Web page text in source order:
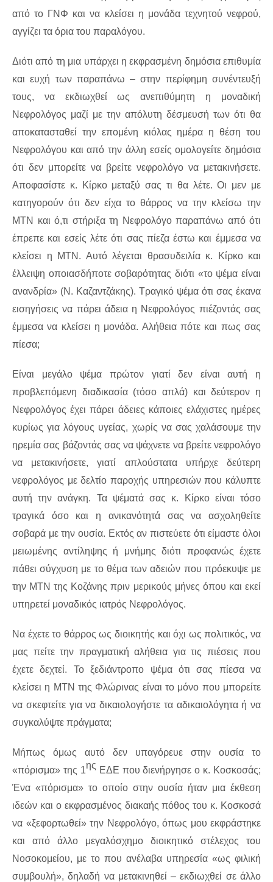
από το ΓΝΦ και να κλείσει η μονάδα τεχνητού νεφρού,
αγγίζει τα όρια του παραλόγου.
Διότι από τη μια υπάρχει η εκφρασμένη δημόσια επιθυμία
και ευχή των παραπάνω – στην περίφημη συνέντευξή
τους, να εκδιωχθεί ως ανεπιθύμητη η μοναδική
Νεφρολόγος μαζί με την απόλυτη δέσμευσή των ότι θα
αποκατασταθεί την επομένη κιόλας ημέρα η θέση του
Νεφρολόγου και από την άλλη εσείς ομολογείτε δημόσια
ότι δεν μπορείτε να βρείτε νεφρολόγο να μετακινήσετε.
Αποφασίστε κ. Κίρκο μεταξύ σας τι θα λέτε. Οι μεν με
κατηγορούν ότι δεν είχα το θάρρος να την κλείσω την
ΜΤΝ και ό,τι στήριξα τη Νεφρολόγο παραπάνω από ότι
έπρεπε και εσείς λέτε ότι σας πίεζα έστω και έμμεσα να
κλείσει η ΜΤΝ. Αυτό λέγεται θρασυδειλία κ. Κίρκο και
έλλειψη οποιασδήποτε σοβαρότητας διότι «το ψέμα είναι
ανανδρία» (Ν. Καζαντζάκης). Τραγικό ψέμα ότι σας έκανα
εισηγήσεις να πάρει άδεια η Νεφρολόγος πιέζοντάς σας
έμμεσα να κλείσει η μονάδα. Αλήθεια πότε και πως σας
πίεσα;
Είναι μεγάλο ψέμα πρώτον γιατί δεν είναι αυτή η
προβλεπόμενη διαδικασία (τόσο απλά) και δεύτερον η
Νεφρολόγος έχει πάρει άδειες κάποιες ελάχιστες ημέρες
κυρίως για λόγους υγείας, χωρίς να σας χαλάσουμε την
ηρεμία σας βάζοντάς σας να ψάχνετε να βρείτε νεφρολόγο
να μετακινήσετε, γιατί απλούστατα υπήρχε δεύτερη
νεφρολόγος με δελτίο παροχής υπηρεσιών που κάλυπτε
αυτή την ανάγκη. Τα ψέματά σας κ. Κίρκο είναι τόσο
τραγικά όσο και η ανικανότητά σας να ασχοληθείτε
σοβαρά με την ουσία. Εκτός αν πιστεύετε ότι είμαστε όλοι
μειωμένης αντίληψης ή μνήμης διότι προφανώς έχετε
πάθει σύγχυση με το θέμα των αδειών που πρόεκυψε με
την ΜΤΝ της Κοζάνης πριν μερικούς μήνες όπου και εκεί
υπηρετεί μοναδικός ιατρός Νεφρολόγος.
Να έχετε το θάρρος ως διοικητής και όχι ως πολιτικός, να
μας πείτε την πραγματική αλήθεια για τις πιέσεις που
έχετε δεχτεί. Το ξεδιάντροπο ψέμα ότι σας πίεσα να
κλείσει η ΜΤΝ της Φλώρινας είναι το μόνο που μπορείτε
να σκεφτείτε για να δικαιολογήστε τα αδικαιολόγητα ή να
συγκαλύψτε πράγματα;
Μήπως όμως αυτό δεν υπαγόρευε στην ουσία το
«πόρισμα» της 1ηςΕΔΕ που διενήργησε ο κ. Κοσκοσάς;
Ένα «πόρισμα» το οποίο στην ουσία ήταν μια έκθεση
ιδεών και ο εκφρασμένος διακαής πόθος του κ. Κοσκοσά
να «ξεφορτωθεί» την Νεφρολόγο, όπως μου εκφράστηκε
και από άλλο μεγαλόσχημο διοικητικό στέλεχος του
Νοσοκομείου, με το που ανέλαβα υπηρεσία «ως φιλική
συμβουλή», δηλαδή να μετακινηθεί – εκδιωχθεί σε άλλο